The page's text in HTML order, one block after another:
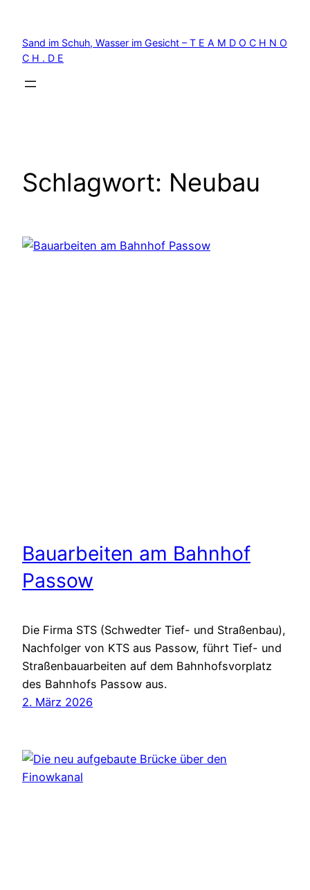
springen
Sand im Schuh, Wasser im Gesicht – T E A M D O C H N O
C H . D E
Schlagwort: Neubau
Bauarbeiten am Bahnhof
Passow
Die Firma STS (Schwedter Tief- und Straßenbau),
Nachfolger von KTS aus Passow, führt Tief- und
Straßenbauarbeiten auf dem Bahnhofsvorplatz
des Bahnhofs Passow aus.
2. März 2026